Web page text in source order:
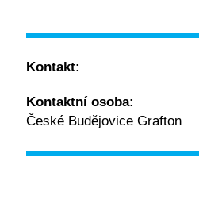
Kontakt:
Kontaktní osoba:
České Budějovice Grafton